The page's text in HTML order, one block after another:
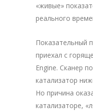
«живые»
реального
Показательный
приехал с
Engine. Сканер
катализатор
Но причина
катализаторе,